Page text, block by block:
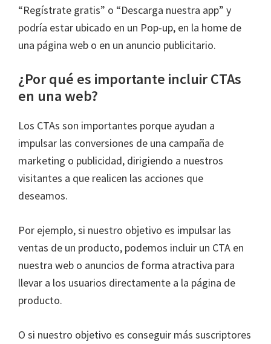
“Regístrate gratis” o “Descarga nuestra app” y
podría estar ubicado en un Pop-up, en la home de
una página web o en un anuncio publicitario.
¿Por qué es importante incluir CTAs
en una web?
Los CTAs son importantes porque ayudan a
impulsar las conversiones de una campaña de
marketing o publicidad, dirigiendo a nuestros
visitantes a que realicen las acciones que
deseamos.
Por ejemplo, si nuestro objetivo es impulsar las
ventas de un producto, podemos incluir un CTA en
nuestra web o anuncios de forma atractiva para
llevar a los usuarios directamente a la página de
producto.
O si nuestro objetivo es conseguir más suscriptores